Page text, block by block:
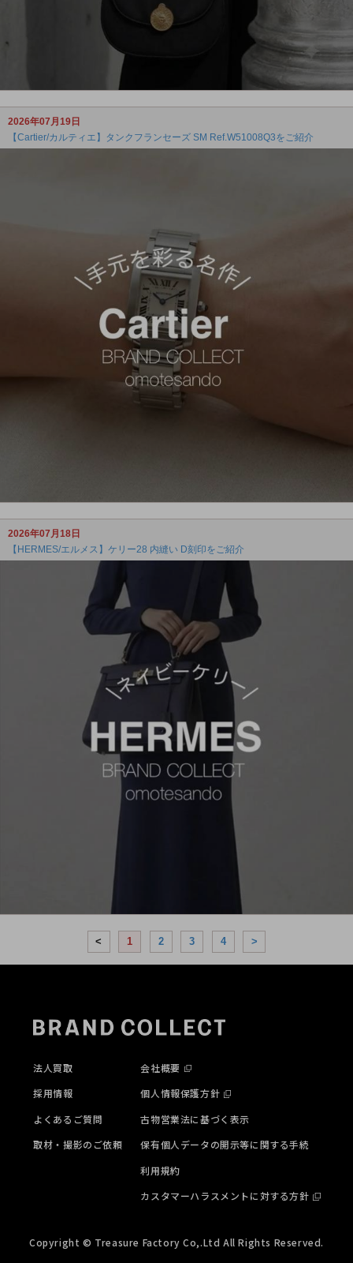
2026年07月19日
【Cartier/カルティエ】タンクフランセーズ SM Ref.W51008Q3をご紹介
2026年07月18日
【HERMES/エルメス】ケリー28 内縫い D刻印をご紹介
< 1 2 3 4 >
法人買取
採用情報
よくあるご質問
取材・撮影のご依頼
会社概要
個人情報保護方針
古物営業法に基づく表示
保有個人データの開示等に関する手続
利用規約
カスタマーハラスメントに対する方針
Copyright © Treasure Factory Co,.Ltd All Rights Reserved.